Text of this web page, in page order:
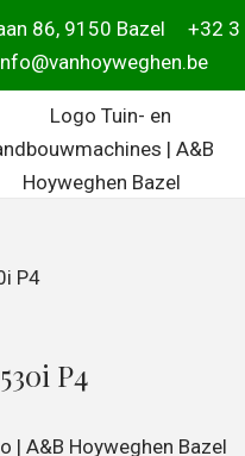
86, 9150 Bazel
+32 3
P4